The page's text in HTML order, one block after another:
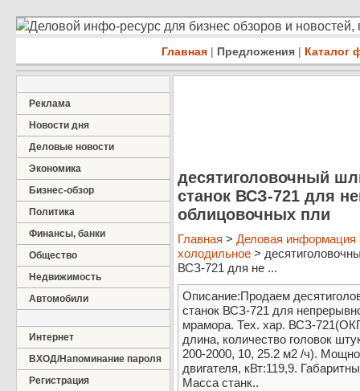
Деловой инфо-ресурс для бизнес обзоров и
Главная | Предложения | Каталог
Реклама
Новости дня
Деловые новости
Экономика
Бизнес-обзор
Политика
Финансы, банки
Общество
Недвижимость
Автомобили
Интернет
ВХОД/Напоминание пароля
Регистрация
десятиголовочный
станок ВСЗ-721 для
облицовочных пли
Главная > Деловая информация
холодильное >
ВСЗ-721 для не ...
Описание:Продаем
станок ВСЗ-721 для
мрамора. Тех. хар. ВСЗ-
длина, количество головок
200-2000, 10, 25.2 м2 /ч).
двигателя, кВт:119,9.
Масса станк..